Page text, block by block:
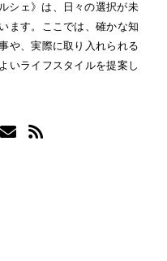
シェ》は、日々の選択が未
ます。ここでは、確かな知
や、実際に取り入れられる
いライフスタイルを提案し